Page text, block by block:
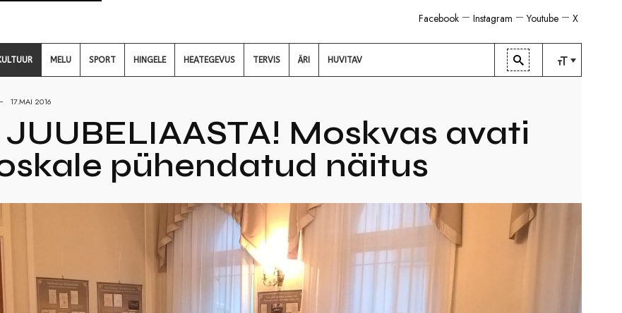
X
Youtube
Instagram
Facebook
MELU SPORT HINGELE HEATEGEVUS TERVIS ÄRI HUVITAV
17.MAI 2016
JUUBELIAASTA! Moskvas avati
pühendatud näitus